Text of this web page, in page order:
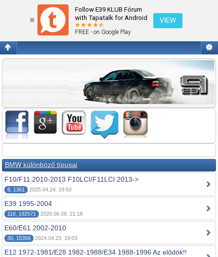
Follow E39 KLUB Fórum
with Tapatalk for Android
FREE - on Google Play
VIEW
Fórum kezdőlap megtekintése
BMW különböző típusai
F10/F11 2010-2013 F10LCI/F11LCI 2013->
8, 1361 2025.04.24. 19:50
E39 1995-2004
118, 192571 2026.06.08. 21:18
E60/E61 2002-2010
30, 15356 2024.04.23. 19:03
E12 1972-1981/E28 1982-1988/E34 1988-1996 Az elődök!!